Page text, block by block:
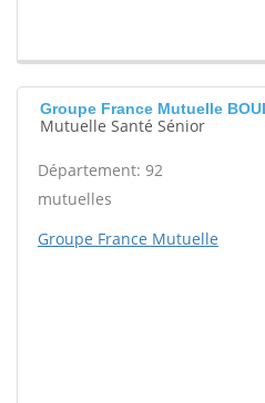
Groupe France Mutuelle
Mutuelle Santé Sénior
Département: 92
mutuelles
Groupe France Mutuelle